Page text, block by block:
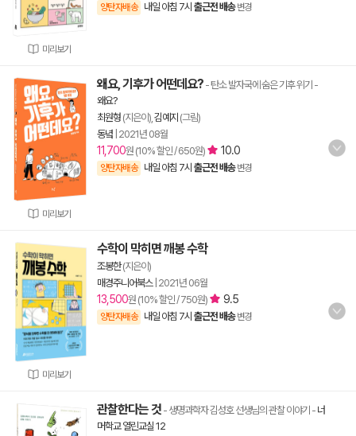
미리보기
양탄자배송 내일 아침 7시 출근전 배송 변경
미리보기
왜요, 기후가 어떤데요? - 탄소 발자국에 숨은 기후 위기 -
왜요?
최원형 (지은이), 김예지 (그림)
동녘 2021년 08월
11,700원 (10% 할인 / 650원) 10.0
양탄자배송 내일 아침 7시 출근전 배송 변경
미리보기
수학이 막히면 깨봉 수학
조봉한(지은이)
매경주니어북스| 2021년 06월
13,500원 (10% 할인 / 750원) 9.5
양탄자배송 내일 아침 7시 출근전 배송 변경
관찰한다는 것 - 생명과학자 김성호 선생님의 관찰 이야기 - 너
머학교 열린교실 12